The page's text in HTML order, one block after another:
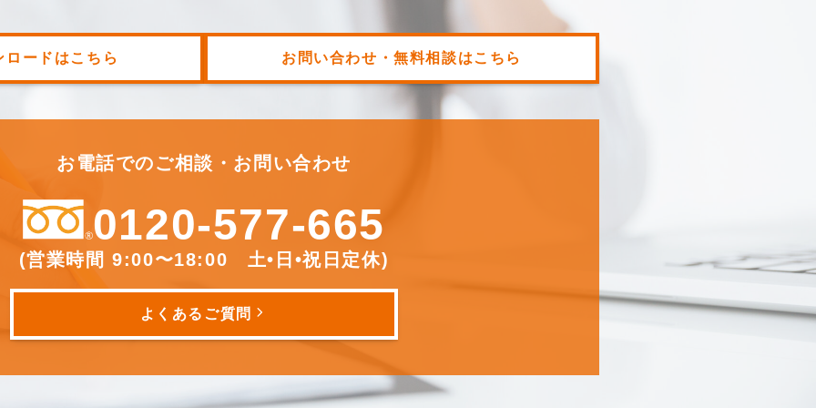
ードはこちら お問い合わせ・無料相談はこちら
お電話でのご相談・お問い合わせ
0120-577-665
(営業時間 9:00〜18:00 土•日•祝日定休)
よくあるご質問